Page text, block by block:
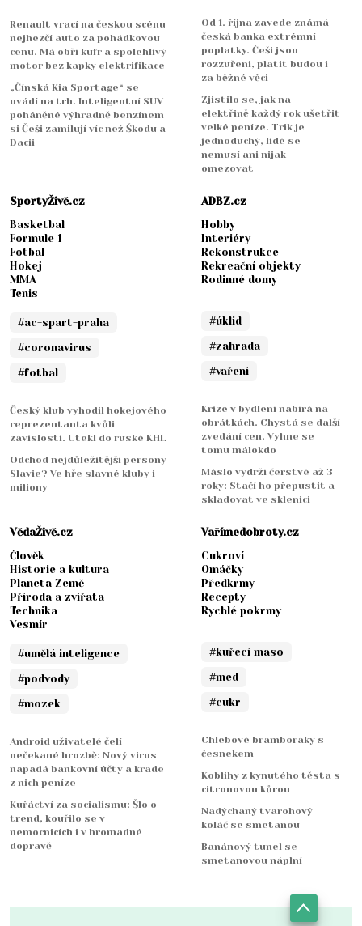
Renault vrací na českou scénu
nejhezčí auto za pohádkovou
cenu. Má obří kufr a spolehlivý
motor bez kapky elektrifikace
„Čínská Kia Sportage“ se
uvádí na trh. Inteligentní SUV
poháněné výhradně benzínem
si Češi zamilují víc než Škodu a
Dacii
Od 1. října zavede známá
česká banka extrémní
poplatky. Češi jsou
rozzuřeni, platit budou i
za běžné věci
Zjistilo se, jak na
elektřině každý rok ušetřit
velké peníze. Trik je
jednoduchý, lidé se
nemusí ani nijak
omezovat
SportyŽivě.cz
Basketbal
Formule 1
Fotbal
Hokej
MMA
Tenis
#ac-spart-praha
#coronavirus
#fotbal
Český klub vyhodil hokejového
reprezentanta kvůli
závislosti. Utekl do ruské KHL
Odchod nejdůležitější persony
Slavie? Ve hře slavné kluby i
miliony
ADBZ.cz
Hobby
Interiéry
Rekonstrukce
Rekreační objekty
Rodinné domy
#úklid
#zahrada
#vaření
Krize v bydlení nabírá na
obrátkách. Chystá se další
zvedání cen. Vyhne se
tomu málokdo
Máslo vydrží čerstvé až 3
roky: Stačí ho přepustit a
skladovat ve sklenici
VědaŽivě.cz
Člověk
Historie a kultura
Planeta Země
Příroda a zvířata
Technika
Vesmír
#umělá inteligence
#podvody
#mozek
Android uživatelé čelí
nečekané hrozbě: Nový virus
napadá bankovní účty a krade
z nich peníze
Kuřáctví za socialismu: Šlo o
trend, kouřilo se v
nemocnicích i v hromadné
dopravě
Vařímedobroty.cz
Cukroví
Omáčky
Předkrmy
Recepty
Rychlé pokrmy
#kuřecí maso
#med
#cukr
Chlebové bramboráky s
česnekem
Koblihy z kynutého těsta s
citronovou kůrou
Nadýchaný tvarohový
koláč se smetanou
Banánový tunel se
smetanovou náplní